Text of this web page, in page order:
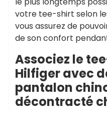
votre tee-shirt selon
vous assurez de
de son confort
Associez le
Hilfiger avec
pantalon
décontracté